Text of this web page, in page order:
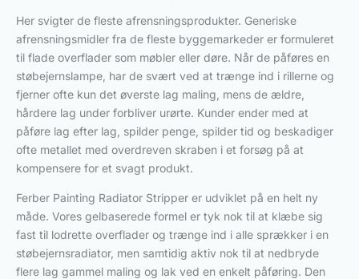
Her svigter de fleste afrensningsprodukter. Generiske
afrensningsmidler fra de fleste byggemarkeder er formuleret
til flade overflader som møbler eller døre. Når de påføres en
støbejernslampe, har de svært ved at trænge ind i rillerne og
fjerner ofte kun det øverste lag maling, mens de ældre,
hårdere lag under forbliver urørte. Kunder ender med at
påføre lag efter lag, spilder penge, spilder tid og beskadiger
ofte metallet med overdreven skraben i et forsøg på at
kompensere for et svagt produkt.
Ferber Painting Radiator Stripper er udviklet på en helt ny
måde. Vores gelbaserede formel er tyk nok til at klæbe sig
fast til lodrette overflader og trænge ind i alle sprækker i en
støbejernsradiator, men samtidig aktiv nok til at nedbryde
flere lag gammel maling og lak ved en enkelt påføring. Den